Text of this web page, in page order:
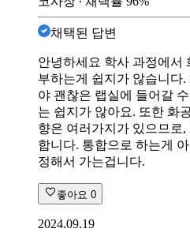
채택된 답변
안녕하세요 학사 과정에서
부하는게 쉽지가 않습니다
야 괜찮은 랩실에 들어갈
는 쉽지가 않아요. 또한 화
향은 여러가지가 있으므로
합니다. 통합으로 하는게
정해서 가는겁니다.
좋아요 0
2024.09.19